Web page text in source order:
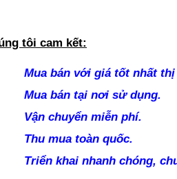
tôi cam kết:
Mua bán với giá tốt nhất
Mua bán tại nơi sử dụng.
Vận chuyển miễn phí.
Thu mua toàn quốc.
Triển khai nhanh chóng,